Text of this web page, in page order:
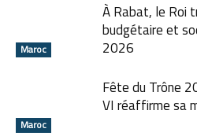
Maroc
À Rabat, le Roi
budgétaire et
2026
Maroc
Fête du Trône
VI réaffirme sa